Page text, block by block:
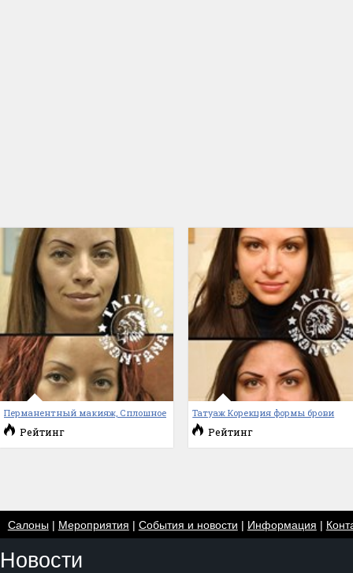
Перманентный макияж, Сплошное
Рейтинг
Татуаж Корекция формы брови
Рейтинг
Салоны| Мероприятия | События и новости | Информация |
Новости